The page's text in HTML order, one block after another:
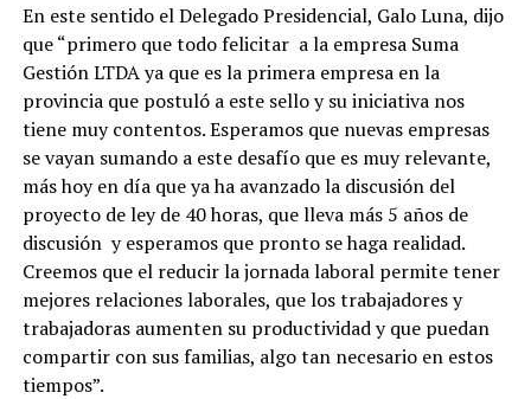
En este sentido el Delegado Presidencial, Galo Luna, dijo
que “primero que todo felicitar a la empresa Suma
Gestión LTDA ya que es la primera empresa en la
provincia que postuló a este sello y su iniciativa nos
tiene muy contentos. Esperamos que nuevas empresas
se vayan sumando a este desafío que es muy relevante,
más hoy en día que ya ha avanzado la discusión del
proyecto de ley de 40 horas, que lleva más 5 años de
discusión y esperamos que pronto se haga realidad.
Creemos que el reducir la jornada laboral permite tener
mejores relaciones laborales, que los trabajadores y
trabajadoras aumenten su productividad y que puedan
compartir con sus familias, algo tan necesario en estos
tiempos”.